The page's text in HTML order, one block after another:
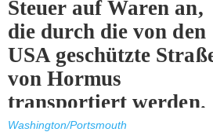
Steuer auf Waren an,
die durch die von den
USA geschützte
von Hormus
transportiert werden.
Washington/Portsmouth